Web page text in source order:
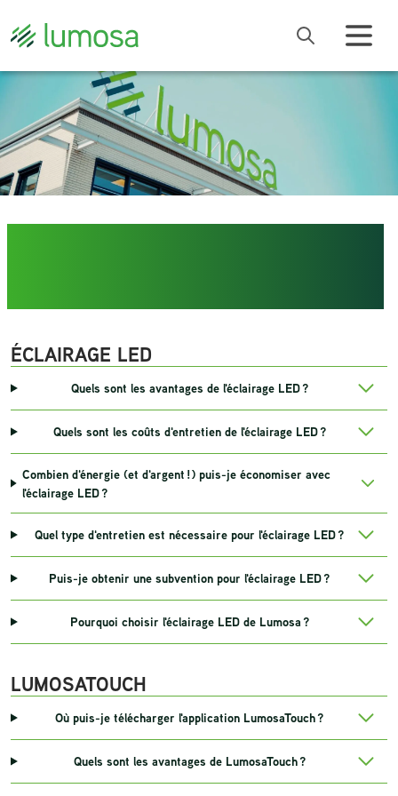
DÉCOUVREZ LES
ÉCLAIRAGE LED
Quels sont les avantages de l'éclairage LED ?
Quels sont les coûts d'entretien de l'éclairage LED ?
Combien d'énergie (et d'argent !) puis-je économiser avec
l'éclairage LED ?
Quel type d'entretien est nécessaire pour l'éclairage LED ?
Puis-je obtenir une subvention pour l'éclairage LED ?
Pourquoi choisir l'éclairage LED de Lumosa ?
LUMOSATOUCH
Où puis-je télécharger l'application LumosaTouch ?
Quels sont les avantages de LumosaTouch ?